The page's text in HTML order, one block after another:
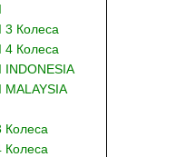
3 Колеса
4 Колеса
INDONESIA
MALAYSIA
Колеса
Колеса